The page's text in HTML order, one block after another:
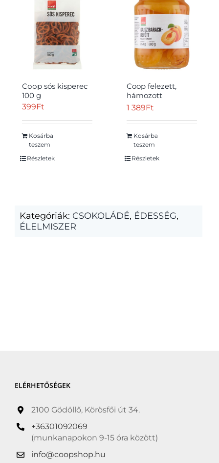
Соор sós kisperec
100 g
399Ft
Kosárba
teszem
Részletek
Coop felezett,
hámozott
kajszibarackbefőtt
1 389Ft
Kosárba
teszem
Részletek
Kategóriák: CSOKOLÁDÉ, ÉDESSÉG,
ÉLELMISZER
ELÉRHETŐSÉGEK
2100 Gödöllő, Körösfői út 34.
+36301092069
(munkanapokon 9-15 óra között)
info@coopshop.hu